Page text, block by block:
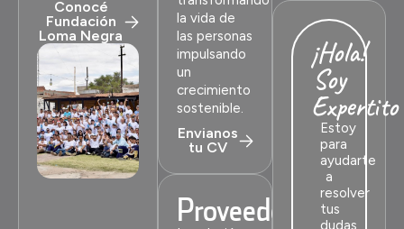
Conocé
Fundación
Loma Negra
la vida de
las personas
impulsando
un
crecimiento
sostenible.
Envianos
tu CV
Proveedores
¡Hola!
Soy
Expertito
Estoy
para
ayudarte
a
resolver
tus